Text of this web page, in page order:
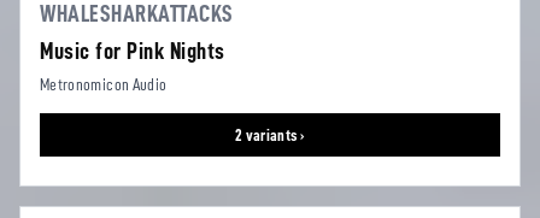
WHALESHARKATTACKS
Music for Pink Nights
Metronomicon Audio
2 variants ›